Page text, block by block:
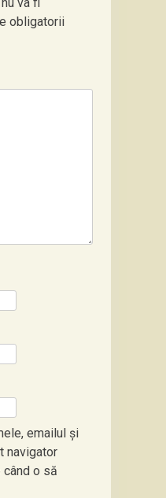
obligatorii
emailul și
navigator
când o să